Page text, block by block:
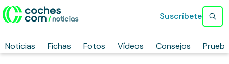
Noticias Fichas Fotos Vídeos Consejos
Suscríbete